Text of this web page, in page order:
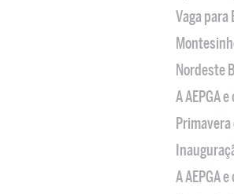
Vaga
Nordeste
A AEPGA
A AEPGA